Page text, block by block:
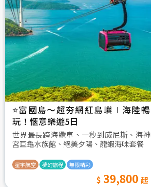
⭐️富國島～超夯網紅島嶼∣海陸暢
玩！愜意樂遊5日
世界最長跨海纜車、一秒到威尼斯、海神
宮巨龜水族館、絕美夕陽、龍蝦海味套餐
星宇航空 夢幻旅程 無限精彩
39,800